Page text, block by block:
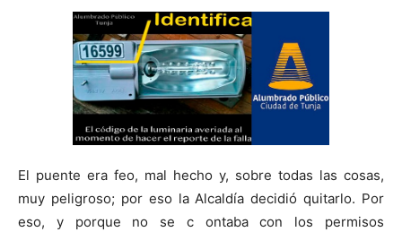
El puente era feo, mal hecho y, sobre todas las cosas,
muy peligroso; por eso la Alcaldía decidió quitarlo. Por
eso, y porque no se c ontaba con los permisos